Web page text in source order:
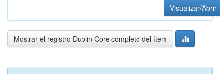
Visualizar/Abrir
Mostrar el registro Dublin Core completo del ítem